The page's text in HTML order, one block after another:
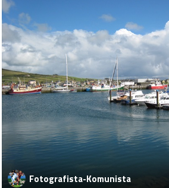
Fotografista-Komunista